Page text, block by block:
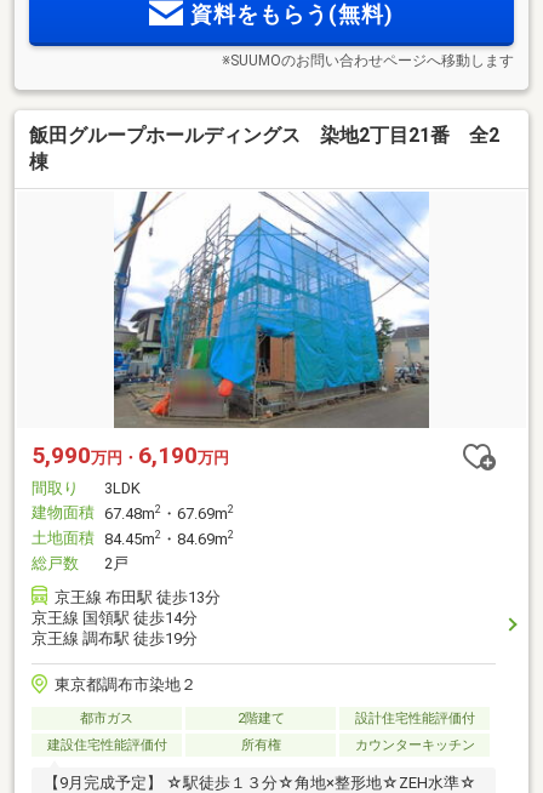
資料をもらう(無料)
※SUUMOのお問い合わせページへ移動します
飯田グループホールディングス 染地2丁目21番 全2
棟
5,990万円・ 6,190万円
間取り
3LDK
建物面積 67.48m2 ・67.69m2
土地面積 84.45m2 ・84.69m2
総戸数
2戸
京王線 布田駅 徒歩13分
京王線 国領駅 徒歩14分
京王線 調布駅 徒歩19分
東京都調布市染地２
都市ガス 2階建て
設計住宅性能評価付
建設住宅性能評価付
所有権 カウンターキッチン
【9月完成予定】 ☆駅徒歩１３分☆角地×整形地☆ZEH水準☆